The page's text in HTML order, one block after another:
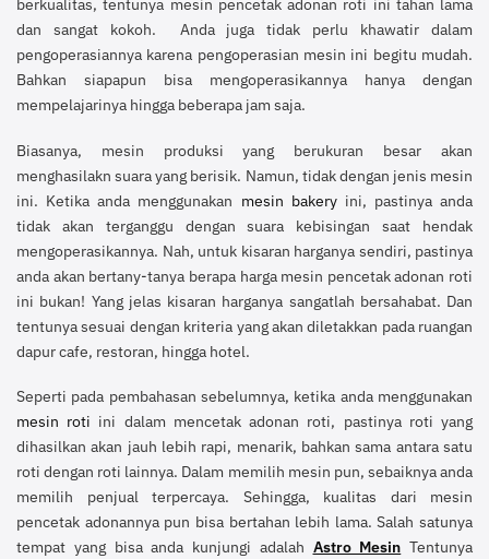
dan sangat kokoh. Anda juga tidak perlu khawatir dalam
pengoperasiannya karena pengoperasian mesin ini begitu mudah.
Bahkan siapapun bisa mengoperasikannya hanya dengan
mempelajarinya hingga beberapa jam saja.
Biasanya, mesin produksi yang berukuran besar akan
menghasilakn suara yang berisik. Namun, tidak dengan jenis mesin
ini. Ketika anda menggunakan mesin bakeryini, pastinya anda
tidak akan terganggu dengan suara kebisingan saat hendak
mengoperasikannya. Nah, untuk kisaran harganya sendiri, pastinya
anda akan bertany-tanya berapa harga mesin pencetak adonan roti
ini bukan! Yang jelas kisaran harganya sangatlah bersahabat. Dan
tentunya sesuai dengan kriteria yang akan diletakkan pada ruangan
dapur cafe, restoran, hingga hotel.
Seperti pada pembahasan sebelumnya, ketika anda menggunakan
mesin roti ini dalam mencetak adonan roti, pastinya roti yang
dihasilkan akan jauh lebih rapi, menarik, bahkan sama antara satu
roti dengan roti lainnya. Dalam memilih mesin pun, sebaiknya anda
memilih penjual terpercaya. Sehingga, kualitas dari mesin
pencetak adonannya pun bisa bertahan lebih lama. Salah satunya
tempat yang bisa anda kunjungi adalah Astro Mesin Tentunya